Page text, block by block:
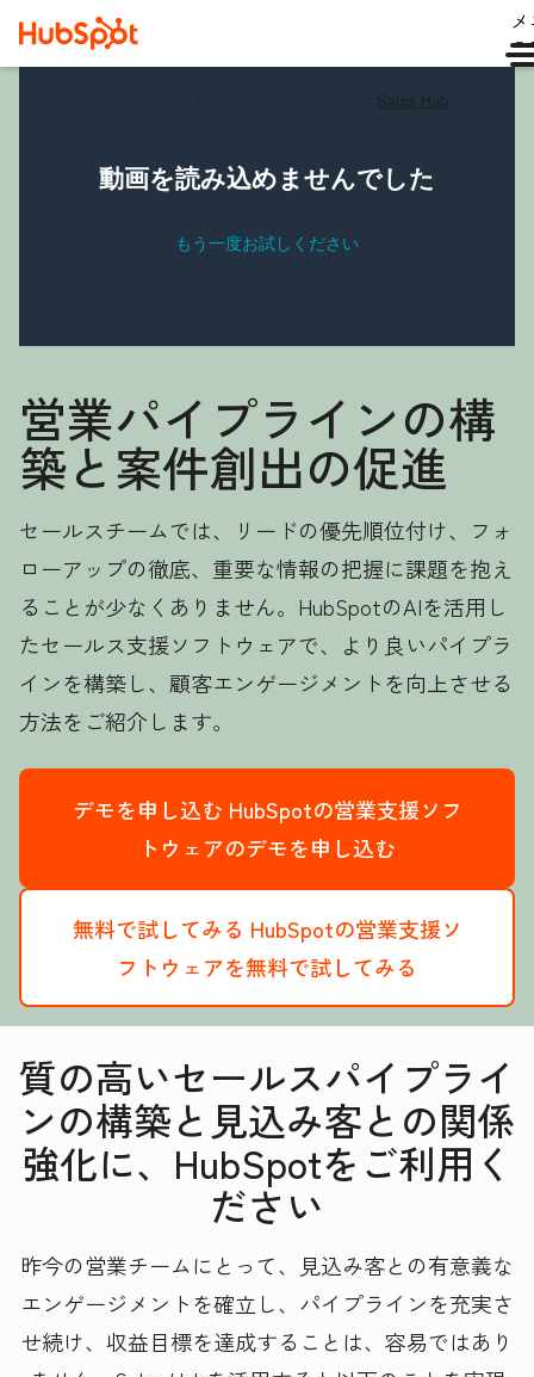
Sales Hub
営業パイプラインの構
築と案件創出の促進
セールスチームでは、リードの優先順位付け、フォ
ローアップの徹底、重要な情報の把握に課題を抱え
ることが少なくありません。HubSpotのAIを活用し
たセールス支援ソフトウェアで、より良いパイプラ
インを構築し、顧客エンゲージメントを向上させる
方法をご紹介します。
デモを申し込む HubSpotの営業支援ソフ
トウェアのデモを申し込む
無料で試してみる HubSpotの営業支援ソ
フトウェアを無料で試してみる
質の高いセールスパイプライ
ンの構築と見込み客との関係
強化に、HubSpotをご利用く
ださい
昨今の営業チームにとって、見込み客との有意義な
エンゲージメントを確立し、パイプラインを充実さ
せ続け、収益目標を達成することは、容易ではあり